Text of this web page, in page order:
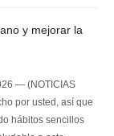
y mejorar la
— (NOTICIAS
por usted, así que
hábitos sencillos